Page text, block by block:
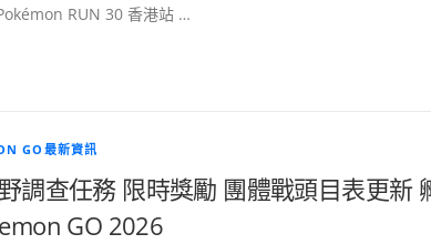
RUN 30 香港站 …
GO最新資訊
調查任務 限時獎勵 團體戰頭目表更新
GO 2026